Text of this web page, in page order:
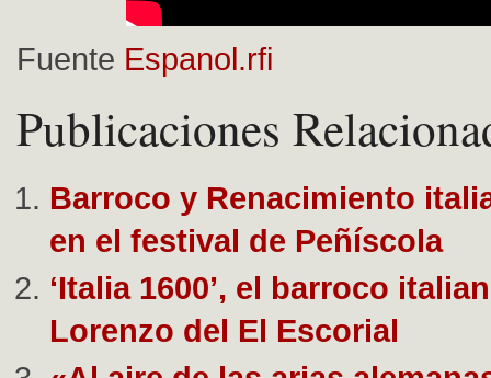
Fuente Espanol.rfi
Publicaciones
Barroco y Renacimiento
en el festival de Peñíscola
‘Italia 1600’, el barroco
Lorenzo del El Escorial